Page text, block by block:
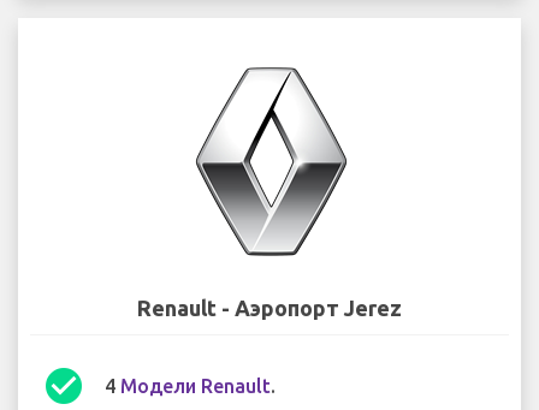
Renault - Аэропорт Jerez
check_circle 4 Модели Renault.